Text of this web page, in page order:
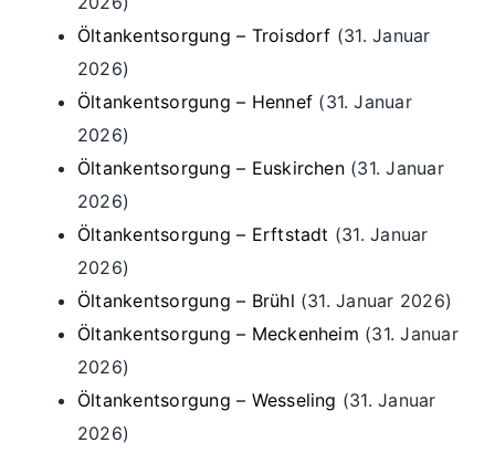
Öltankentsorgung – Troisdorf (31. Januar
2026)
Öltankentsorgung – Hennef (31. Januar
2026)
Öltankentsorgung – Euskirchen (31. Januar
2026)
Öltankentsorgung – Erftstadt (31. Januar
2026)
Öltankentsorgung – Brühl (31. Januar 2026)
Öltankentsorgung – Meckenheim (31. Januar
2026)
Öltankentsorgung – Wesseling (31. Januar
2026)